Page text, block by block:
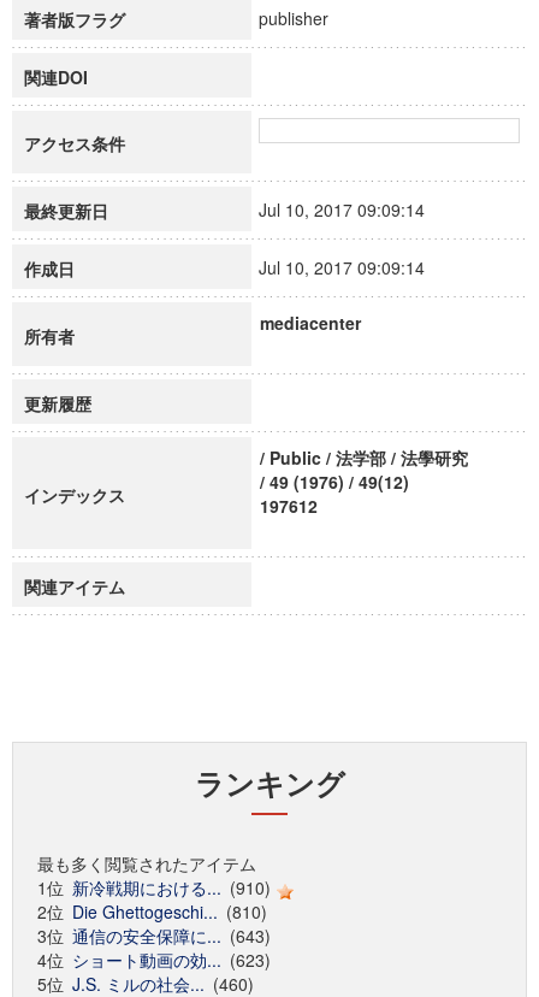
著者版フラグ publisher
関連DOI
アクセス条件
最終更新日 Jul 10, 2017 09:09:14
作成日 Jul 10, 2017 09:09:14
所有者
mediacenter
更新履歴
インデックス
/ Public / 法学部 / 法學研究
/ 49 (1976) / 49(12)
197612
関連アイテム
ランキング
最も多く閲覧されたアイテム
1位 新冷戦期における... (910)
2位 Die Ghettogeschi... (810)
3位 通信の安全保障に... (643)
4位 ショート動画の効... (623)
5位 J.S. ミルの社会... (460)